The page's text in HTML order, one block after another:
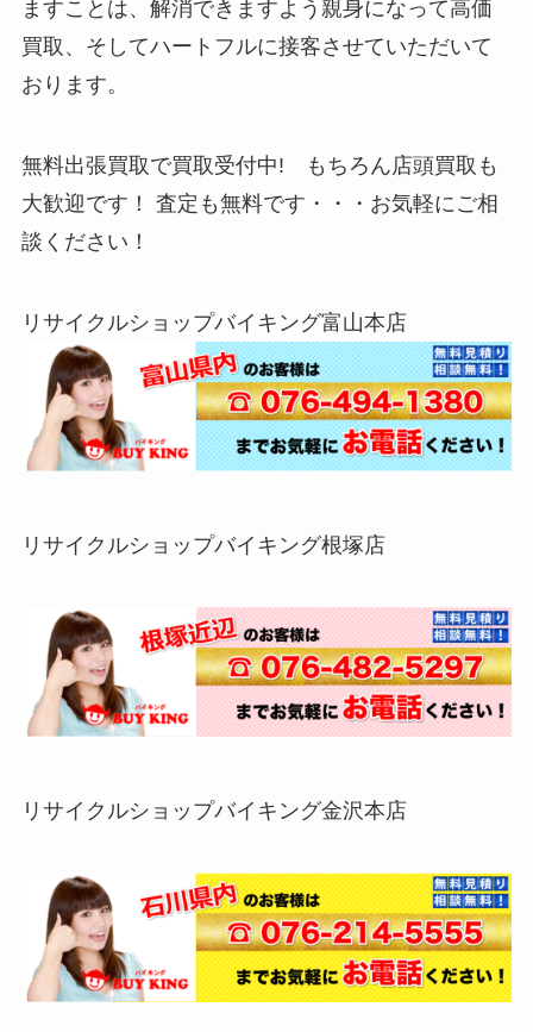
ますことは、解消できますよう親身になって高価
買取、そしてハートフルに接客させていただいて
おります。
無料出張買取で買取受付中! もちろん店頭買取も
大歓迎です！ 査定も無料です・・・お気軽にご相
談ください！
リサイクルショップバイキング富山本店
リサイクルショップバイキング根塚店
リサイクルショップバイキング金沢本店